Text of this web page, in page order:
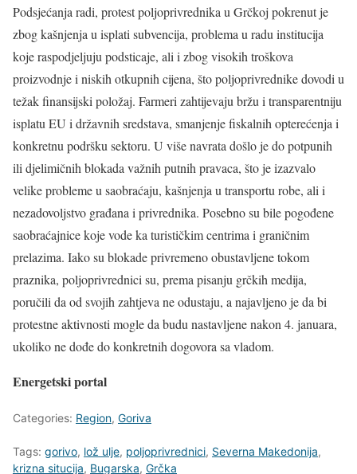
Podsjećanja radi, protest poljoprivrednika u Grčkoj pokrenut je
zbog kašnjenja u isplati subvencija, problema u radu institucija
koje raspodjeljuju podsticaje, ali i zbog visokih troškova
proizvodnje i niskih otkupnih cijena, što poljoprivrednike dovodi u
težak finansijski položaj. Farmeri zahtijevaju bržu i transparentniju
isplatu EU i državnih sredstava, smanjenje fiskalnih opterećenja i
konkretnu podršku sektoru. U više navrata došlo je do potpunih
ili djelimičnih blokada važnih putnih pravaca, što je izazvalo
velike probleme u saobraćaju, kašnjenja u transportu robe, ali i
nezadovoljstvo građana i privrednika. Posebno su bile pogođene
saobraćajnice koje vode ka turističkim centrima i graničnim
prelazima. Iako su blokade privremeno obustavljene tokom
praznika, poljoprivrednici su, prema pisanju grčkih medija,
poručili da od svojih zahtjeva ne odustaju, a najavljeno je da bi
protestne aktivnosti mogle da budu nastavljene nakon 4. januara,
ukoliko ne dođe do konkretnih dogovora sa vladom.
Energetski portal
Categories: Region, Goriva
Tags: gorivo, lož ulje, poljoprivrednici, Severna Makedonija,
krizna situcija, Bugarska, Grčka